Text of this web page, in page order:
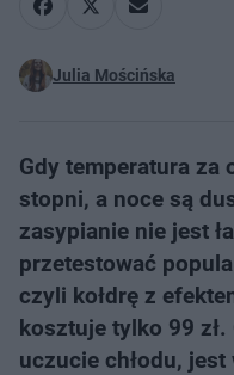
Julia Mościńska
Gdy temperatura za
stopni, a noce są
zasypianie nie jest
przetestować
czyli kołdrę z
kosztuje tylko 99
uczucie chłodu,